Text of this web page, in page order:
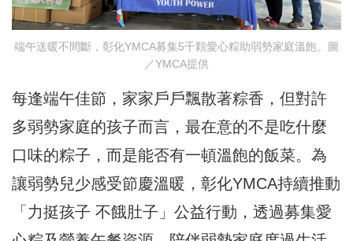
端午送暖不間斷，彰化YMCA募集5千顆愛心粽助弱勢家庭溫飽。圖
／YMCA提供
每逢端午佳節，家家戶戶飄散著粽香，但對許
多弱勢家庭的孩子而言，最在意的不是吃什麼
口味的粽子，而是能否有一頓溫飽的飯菜。為
讓弱勢兒少感受節慶溫暖，彰化YMCA持續推動
「力挺孩子 不餓肚子」公益行動，透過募集愛